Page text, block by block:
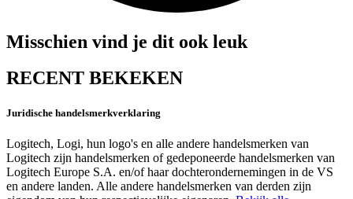
Misschien vind je dit ook leuk
RECENT BEKEKEN
Juridische handelsmerkverklaring
Logitech, Logi, hun logo's en alle andere handelsmerken van
Logitech zijn handelsmerken of gedeponeerde handelsmerken van
Logitech Europe S.A. en/of haar dochterondernemingen in de VS
en andere landen. Alle andere handelsmerken van derden zijn